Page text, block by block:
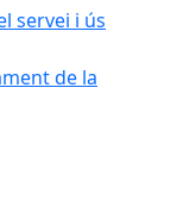
servei i ús
de la